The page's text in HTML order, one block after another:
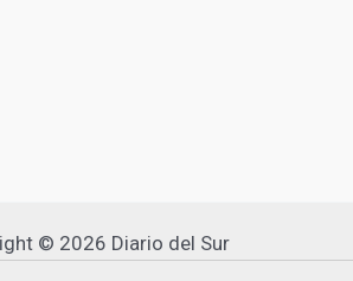
© 2026 Diario del Sur